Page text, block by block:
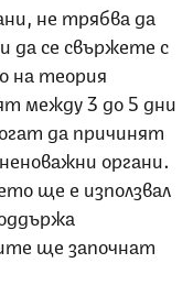
не трябва да
да се свържете с
на теория
между 3 до 5 дни
да причинят
органи.
ще е използвал
ще започнат